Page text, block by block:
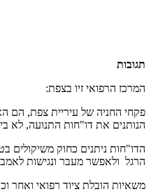
תגובות
המרכז הרפואי זיו בצפת:
פקחי החניה של עיריית צפת, הם
הנותנים את דו"חות התנועה, לא
הדו"חות ניתנים כחוק משיקולים
הרגל ולאפשר מעבר ונגישות
משאיות הובלת ציוד רפואי ואחר